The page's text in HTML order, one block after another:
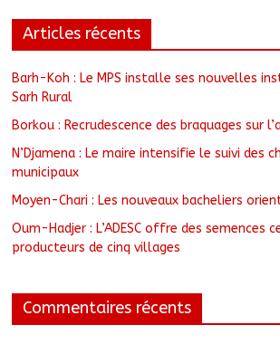
Articles récents
Barh-Koh : Le MPS installe ses nouvelles
Sarh Rural
Borkou : Recrudescence des braquages sur
N’Djamena : Le maire intensifie le suivi des
municipaux
Moyen-Chari : Les nouveaux bacheliers
Oum-Hadjer : L’ADESC offre des semences
producteurs de cinq villages
Commentaires récents